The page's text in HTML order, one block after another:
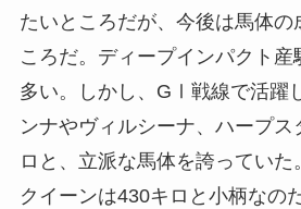
たいところだが、今後は馬体の
ころだ。ディープインパクト
多い。しかし、GⅠ戦線で活躍
ンナやヴィルシーナ、ハープス
ロと、立派な馬体を誇ってい
クイーンは430キロと小柄なのだ